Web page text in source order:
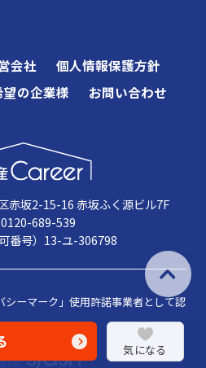
気になる
会社
個人情報保護方針
望の企業様 お問い合わせ
坂2-15-16 赤坂ふく源ビル7F
689-539
番号）13-ユ-306798
シーマーク」使用許諾事業者として認